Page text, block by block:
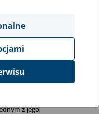
eZUS
z jego